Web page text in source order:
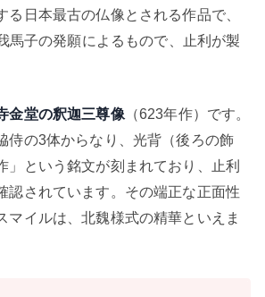
る日本最古の仏像とされる作品で、
馬子の発願によるもので、止利が製
金堂の釈迦三尊像 （623年作）です。
侍の3体からなり、光背（後ろの飾
」という銘文が刻まれており、止利
認されています。その端正な正面性
マイルは、北魏様式の精華といえま